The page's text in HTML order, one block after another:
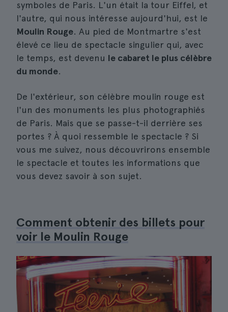
symboles de Paris. L'un était la tour Eiffel, et
l'autre, qui nous intéresse aujourd'hui, est le
Moulin Rouge. Au pied de Montmartre s'est
élevé ce lieu de spectacle singulier qui, avec
le temps, est devenu le cabaret le plus célèbre
du monde.
De l'extérieur, son célèbre moulin rouge est
l'un des monuments les plus photographiés
de Paris. Mais que se passe-t-il derrière ses
portes ? À quoi ressemble le spectacle ? Si
vous me suivez, nous découvrirons ensemble
le spectacle et toutes les informations que
vous devez savoir à son sujet.
Comment obtenir des billets pour
voir le Moulin Rouge